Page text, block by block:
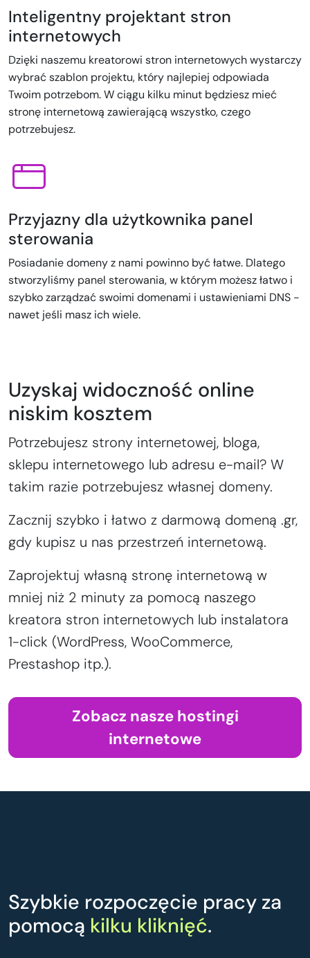
Inteligentny projektant stron
internetowych
Dzięki naszemu kreatorowi stron internetowych wystarczy
wybrać szablon projektu, który najlepiej odpowiada
Twoim potrzebom. W ciągu kilku minut będziesz mieć
stronę internetową zawierającą wszystko, czego
potrzebujesz.
Przyjazny dla użytkownika panel
sterowania
Posiadanie domeny z nami powinno być łatwe. Dlatego
stworzyliśmy panel sterowania, w którym możesz łatwo i
szybko zarządzać swoimi domenami i ustawieniami DNS -
nawet jeśli masz ich wiele.
Uzyskaj widoczność online
niskim kosztem
Potrzebujesz strony internetowej, bloga,
sklepu internetowego lub adresu e-mail? W
takim razie potrzebujesz własnej domeny.
Zacznij szybko i łatwo z darmową domeną .gr,
gdy kupisz u nas przestrzeń internetową.
Zaprojektuj własną stronę internetową w
mniej niż 2 minuty za pomocą naszego
kreatora stron internetowych lub instalatora
1-click (WordPress, WooCommerce,
Prestashop itp.).
Zobacz nasze hostingi
internetowe
Szybkie rozpoczęcie pracy za
pomocą kilku kliknięć.